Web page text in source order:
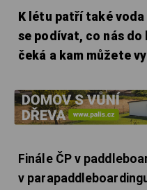
K létu patří také
se podívat, co nás
čeká a kam můžete
Finále ČP v
v